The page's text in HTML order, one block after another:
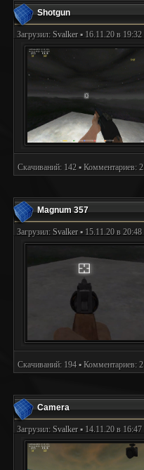
Shotgun
Загрузил: Svalker ▪ 16.11.20 в 19:32
Скачиваний: 142 ▪ Комментариев: 2
Magnum 357
Загрузил: Svalker ▪ 15.11.20 в 20:48
Скачиваний: 194 ▪ Комментариев: 2
Camera
Загрузил: Svalker ▪ 14.11.20 в 16:47